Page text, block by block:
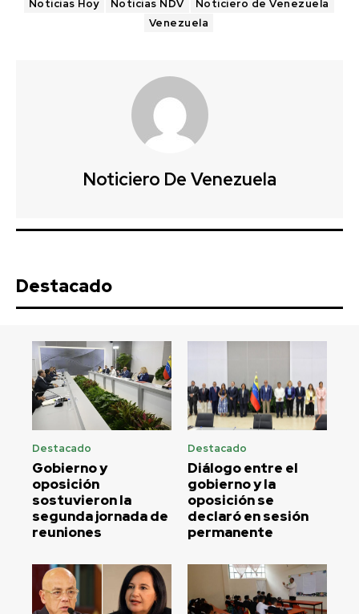
Noticias Hoy Noticias NDV
Noticiero de Venezuela
Venezuela
Noticiero De Venezuela
Destacado
Destacado
Gobierno y
oposición
sostuvieron la
segunda jornada de
reuniones
Destacado
Diálogo entre el
gobierno y la
oposición se
declaró en sesión
permanente